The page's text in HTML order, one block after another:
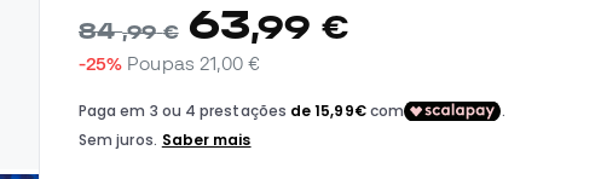
84,99 € 63,99 €
-25% Poupas 21,00 €